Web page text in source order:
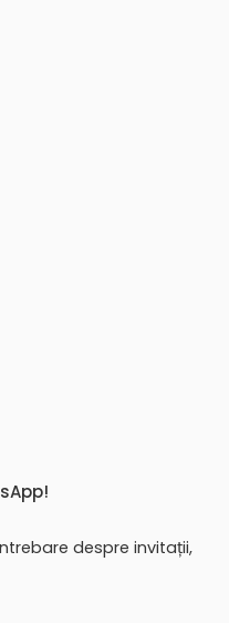
despre invitații,